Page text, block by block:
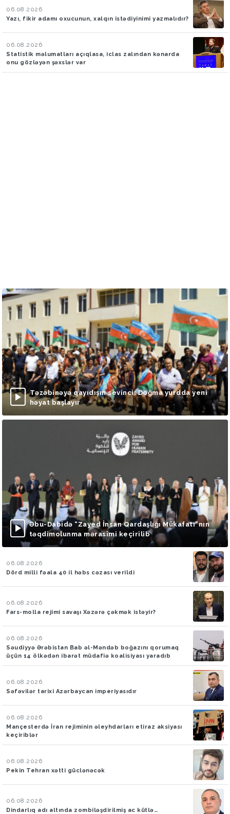
06.08.2026
Yazı, fikir adamı oxucunun, xalqın istədiyinimi yazmalıdır?
06.08.2026
Statistik məlumatları açıqlasa, iclas zalından kənarda
onu gözləyən şəxslər var
Təzəbinəyə qayıdışın sevinci: Doğma yurdda yeni
həyat başlayır
Əbu-Dabidə “Zayed İnsan Qardaşlığı Mükafatı”nın
təqdimolunma mərasimi keçirilib
06.08.2026
Dörd milli fəala 40 il həbs cəzası verildi
06.08.2026
Fars-molla rejimi savaşı Xəzərə çəkmək istəyir?
06.08.2026
Səudiyyə Ərəbistan Bab əl-Məndəb boğazını qorumaq
üçün 14 ölkədən ibarət müdafiə koalisiyası yaradıb
06.08.2026
Səfəvilər tarixi Azərbaycan imperiyasıdır
06.08.2026
Mançesterdə İran rejiminin əleyhdarları etiraz aksiyası
keçiriblər
06.08.2026
Pekin Tehran xətti güclənəcək
06.08.2026
Dindarlıq adı altında zombiləşdirilmiş ac kütlə…